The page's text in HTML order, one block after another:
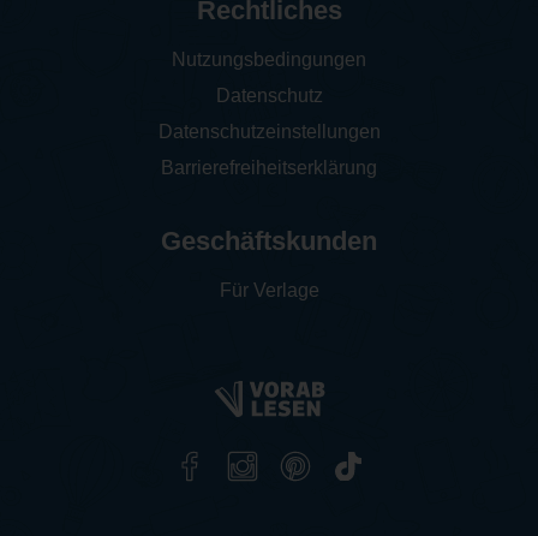
Rechtliches
Nutzungsbedingungen
Datenschutz
Datenschutzeinstellungen
Barrierefreiheitserklärung
Geschäftskunden
Für Verlage